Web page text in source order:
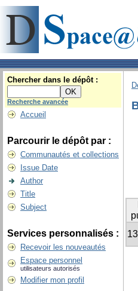
Chercher dans le dépôt :
Recherche avancée
Accueil
Parcourir le dépôt par :
Communautés et collections
Issue Date
Author
Title
Subject
Services personnalisés :
Recevoir les nouveautés
Espace personnel
utilisateurs autorisés
Modifier mon profil